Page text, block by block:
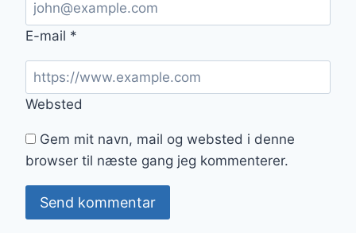
E-mail *
Websted
Gem mit navn, mail og websted i denne
browser til næste gang jeg kommenterer.